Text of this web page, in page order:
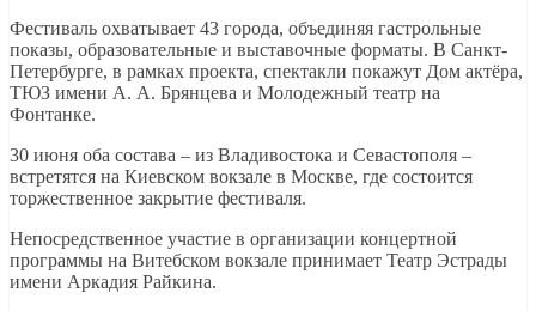
Фестиваль охватывает 43 города, объединяя гастрольные
показы, образовательные и выставочные форматы. В Санкт-
Петербурге, в рамках проекта, спектакли покажут Дом актёра,
ТЮЗ имени А. А. Брянцева и Молодежный театр на
Фонтанке.
30 июня оба состава – из Владивостока и Севастополя –
встретятся на Киевском вокзале в Москве, где состоится
торжественное закрытие фестиваля.
Непосредственное участие в организации концертной
программы на Витебском вокзале принимает Театр Эстрады
имени Аркадия Райкина.